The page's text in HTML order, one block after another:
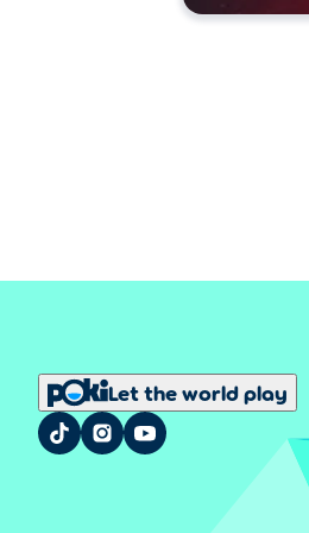
Let the world play